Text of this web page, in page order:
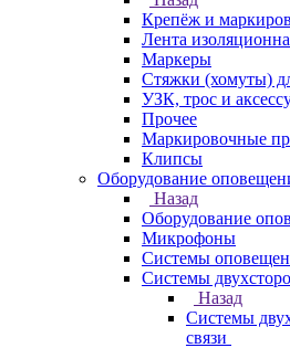
Крепёж и
Лента
Маркеры
Стяжки (хомуты)
УЗК, трос и
Прочее
Маркировочные
Клипсы
Оборудование
Назад
Оборудование
Микрофоны
Системы
Системы
Назад
Системы
связи